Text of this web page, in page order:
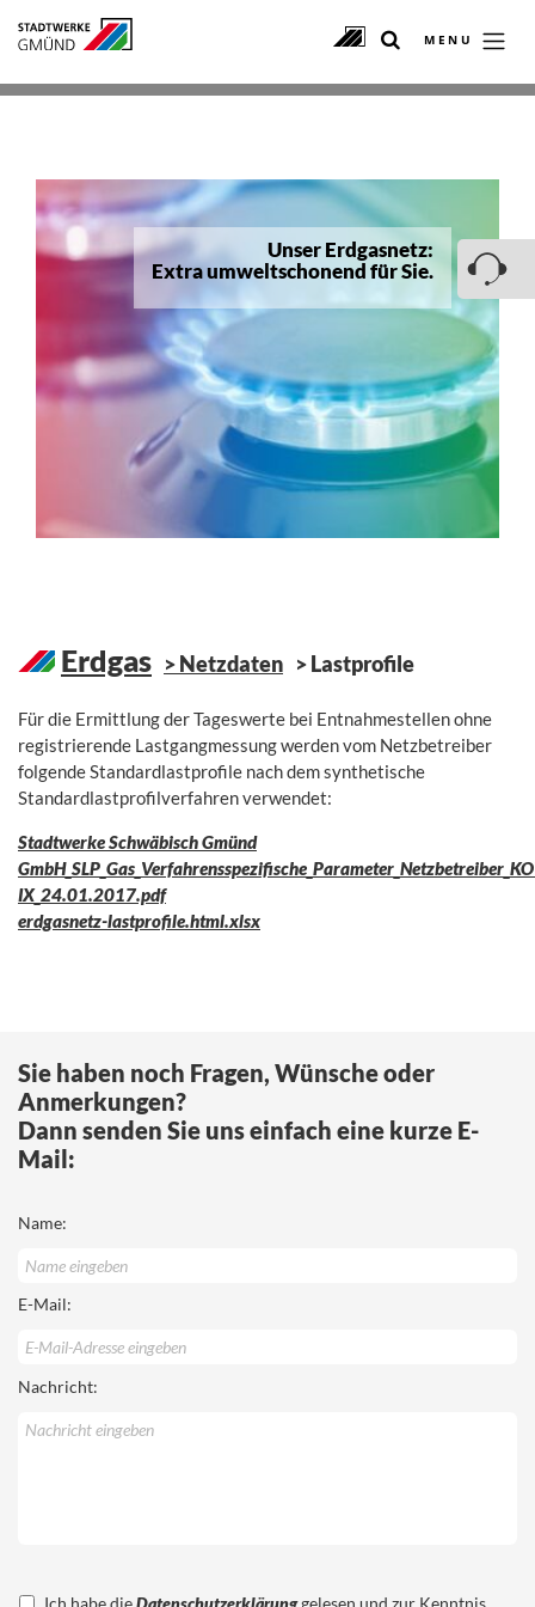
MENU
Unser Erdgasnetz:
Extra umweltschonend für Sie.
Erdgas Netzdaten Lastprofile
Für die Ermittlung der Tageswerte bei Entnahmestellen ohne
registrierende Lastgangmessung werden vom Netzbetreiber
folgende Standardlastprofile nach dem synthetische
Standardlastprofilverfahren verwendet:
Stadtwerke Schwäbisch Gmünd
IX_24.01.2017.pdf
erdgasnetz-lastprofile.html.xlsx
Sie haben noch Fragen, Wünsche oder
Anmerkungen?
Dann senden Sie uns einfach eine kurze E-
Mail:
Name:
E-Mail:
Nachricht:
Ich habe dieDatenschutzerklärunggelesen und zur Kenntnis